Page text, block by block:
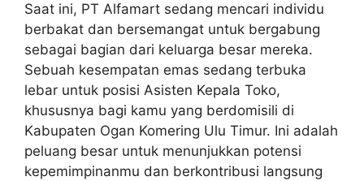
Saat ini, PT Alfamart sedang mencari individu
berbakat dan bersemangat untuk bergabung
sebagai bagian dari keluarga besar mereka.
Sebuah kesempatan emas sedang terbuka
lebar untuk posisi Asisten Kepala Toko,
khususnya bagi kamu yang berdomisili di
Kabupaten Ogan Komering Ulu Timur. Ini adalah
peluang besar untuk menunjukkan potensi
kepemimpinanmu dan berkontribusi langsung